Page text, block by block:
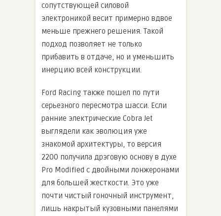
сопутствующей силовой
электроникой весит примерно вдвое
меньше прежнего решения. Такой
подход позволяет не только
прибавить в отдаче, но и уменьшить
инерцию всей конструкции.
Ford Racing также пошел по пути
серьезного пересмотра шасси. Если
ранние электрические Cobra Jet
выглядели как эволюция уже
знакомой архитектуры, то версия
2200 получила дрэговую основу в духе
Pro Modified с двойными лонжеронами
для большей жесткости. Это уже
почти чистый гоночный инструмент,
лишь накрытый кузовными панелями